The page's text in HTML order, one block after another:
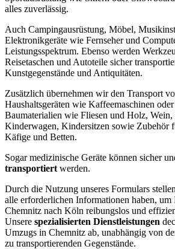
alles zuverlässig.
Auch Campingausrüstung, Möbel,
Elektronikgeräte wie Fernseher und
Leistungsspektrum. Ebenso werden
Reisetaschen und Autoteile sicher
Kunstgegenstände und Antiquitäten.
Zusätzlich übernehmen wir den Transport
Haushaltsgeräten wie Kaffeemaschinen
Baumaterialien wie Fliesen und Holz, Wein,
Kinderwagen, Kindersitzen sowie Zubehör
Käfige und Betten.
Sogar medizinische Geräte können sicher
transportiert werden.
Durch die Nutzung unseres Formulars
alle erforderlichen Informationen haben,
Chemnitz nach Köln reibungslos und
Unsere spezialisierten Dienstleistungen
Umzugs in Chemnitz ab, unabhängig von
zu transportierenden Gegenstände.